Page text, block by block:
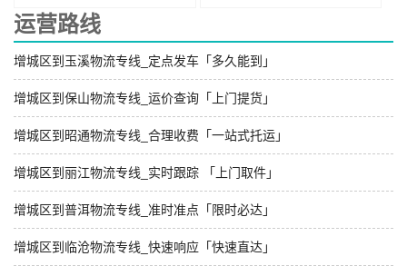
运营路线
增城区到玉溪物流专线_定点发车「多久能到」
增城区到保山物流专线_运价查询「上门提货」
增城区到昭通物流专线_合理收费「一站式托运」
增城区到丽江物流专线_实时跟踪 「上门取件」
增城区到普洱物流专线_准时准点「限时必达」
增城区到临沧物流专线_快速响应「快速直达」